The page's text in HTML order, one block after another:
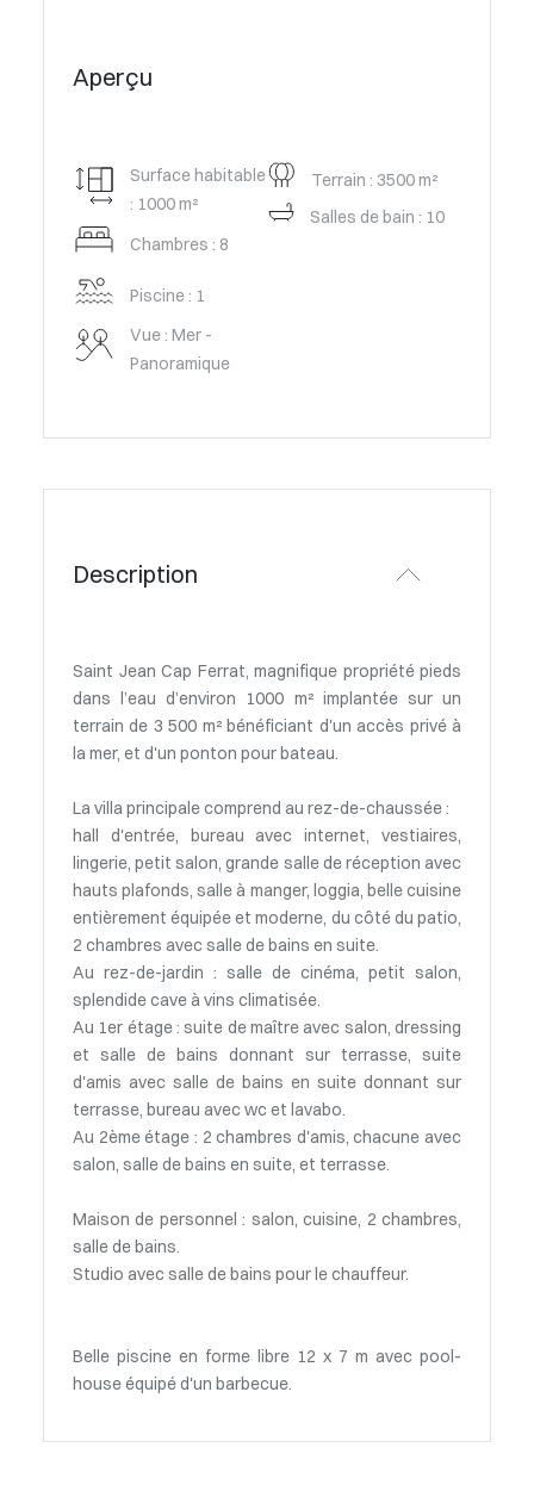
Aperçu
Surface habitable
: 1000 m²
Chambres : 8
Piscine : 1
Vue : Mer -
Panoramique
Terrain : 3500 m²
Salles de bain : 10
Description
Saint Jean Cap Ferrat, magnifique propriété pieds
dans l’eau d’environ 1000 m² implantée sur un
terrain de 3 500 m² bénéficiant d'un accès privé à
la mer, et d'un ponton pour bateau.
La villa principale comprend au rez-de-chaussée :
hall d'entrée, bureau avec internet, vestiaires,
lingerie, petit salon, grande salle de réception avec
hauts plafonds, salle à manger, loggia, belle cuisine
entièrement équipée et moderne, du côté du patio,
2 chambres avec salle de bains en suite.
Au rez-de-jardin : salle de cinéma, petit salon,
splendide cave à vins climatisée.
Au 1er étage : suite de maître avec salon, dressing
et salle de bains donnant sur terrasse, suite
d'amis avec salle de bains en suite donnant sur
terrasse, bureau avec wc et lavabo.
Au 2ème étage : 2 chambres d'amis, chacune avec
salon, salle de bains en suite, et terrasse.
Maison de personnel : salon, cuisine, 2 chambres,
salle de bains.
Studio avec salle de bains pour le chauffeur.
Belle piscine en forme libre 12 x 7 m avec pool-
house équipé d'un barbecue.